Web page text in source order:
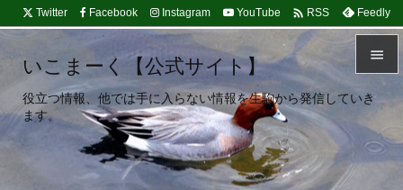


メニュ

サイド
Twitter Facebook Instagram YouTube  RSS Feedly
いこまーく【公式サイト】
役立つ情報、他では手に入らない情報を生駒から発信していき
ます。